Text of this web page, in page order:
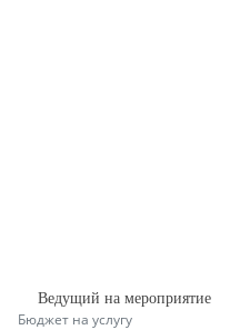
Ведущий на мероприятие
Бюджет на услугу